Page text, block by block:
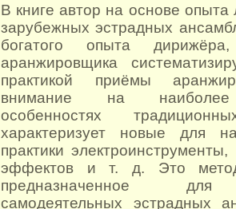
В книге автор на основе опыта
зарубежных эстрадных
богатого опыта
аранжировщика
практикой приёмы
внимание на наиболее
особенностях
характеризует новые для
практики
эффектов и т. д. Это
предназначенное для
самодеятельных эстрадных